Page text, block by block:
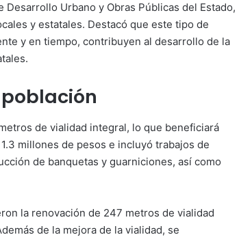
Urbano y Obras Públicas del Estado,
y estatales. Destacó que este tipo de
y en tiempo, contribuyen al desarrollo de la
de vialidad integral, lo que beneficiará
millones de pesos e incluyó trabajos de
de banquetas y guarniciones, así como
la renovación de 247 metros de vialidad
de la mejora de la vialidad, se